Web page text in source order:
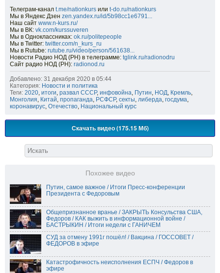
Телеграм-канал t.me/nationkurs или t-do.ru/nationkurs
Мы в Яндекс Дзен zen.yandex.ru/id/5b98cc1e6791...
Наш сайт www.n-kurs.ru/
Мы в ВК: vk.com/kurssuveren
Мы в Одноклассниках: ok.ru/politepeople
Мы в Twitter: twitter.com/n_kurs_ru
Мы в Rutube: rutube.ru/video/person/561638...
Новости Радио НОД (РН) в телеграмме: tglink.ru/radionodru
Сайт радио НОД (РН): radionod.ru
Добавлено: 31 декабря 2020 в 05:44
Категория: Новости и политика
Теги: 2020, итоги, развал СССР, инфовойна, Путин, НОД, Кремль,
Монголия, Китай, пропаганда, РСФСР, секты, либерда, госдума,
коронавирус, Отечество, Национальный курс
Скачать видео (175.15 Мб)
Похожее видео
Путин, самое важное / Итоги Пресс-конференции
Президента с Федоровым
Общепризнанное вранье / ЗАКРЫТЬ Консульства США,
Федоров / КАК выжить в информационной войне /
БАСТРЫКИН / Итоги недели с ГАНИЧЕМ
СУД за отмену 1991г пошёл! / Вакцина / ГОССОВЕТ /
ФЕДОРОВ в эфире
Катастрофичность неисполнения ЕСПЧ / Федоров в
эфире